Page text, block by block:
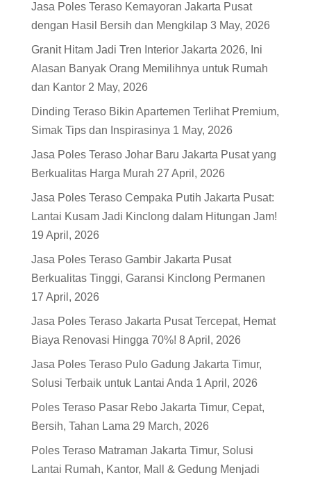
Jasa Poles Teraso Kemayoran Jakarta Pusat
dengan Hasil Bersih dan Mengkilap 3 May, 2026
Granit Hitam Jadi Tren Interior Jakarta 2026, Ini
Alasan Banyak Orang Memilihnya untuk Rumah
dan Kantor 2 May, 2026
Dinding Teraso Bikin Apartemen Terlihat Premium,
Simak Tips dan Inspirasinya 1 May, 2026
Jasa Poles Teraso Johar Baru Jakarta Pusat yang
Berkualitas Harga Murah 27 April, 2026
Jasa Poles Teraso Cempaka Putih Jakarta Pusat:
Lantai Kusam Jadi Kinclong dalam Hitungan Jam!
19 April, 2026
Jasa Poles Teraso Gambir Jakarta Pusat
Berkualitas Tinggi, Garansi Kinclong Permanen
17 April, 2026
Jasa Poles Teraso Jakarta Pusat Tercepat, Hemat
Biaya Renovasi Hingga 70%! 8 April, 2026
Jasa Poles Teraso Pulo Gadung Jakarta Timur,
Solusi Terbaik untuk Lantai Anda 1 April, 2026
Poles Teraso Pasar Rebo Jakarta Timur, Cepat,
Bersih, Tahan Lama 29 March, 2026
Poles Teraso Matraman Jakarta Timur, Solusi
Lantai Rumah, Kantor, Mall & Gedung Menjadi